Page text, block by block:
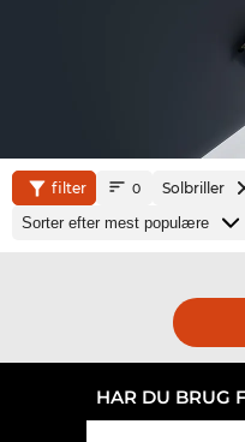
filter 0 Solbriller
HAR DU BRUG